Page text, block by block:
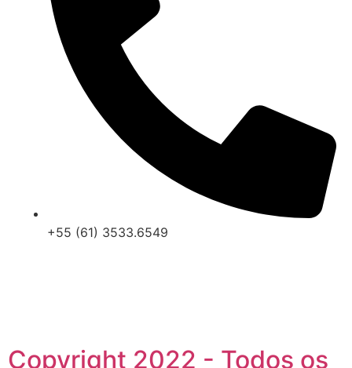
+55 (61) 3533.6549
Copyright 2022 - Todos os